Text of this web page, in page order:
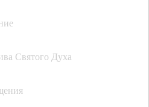
Святого Духа